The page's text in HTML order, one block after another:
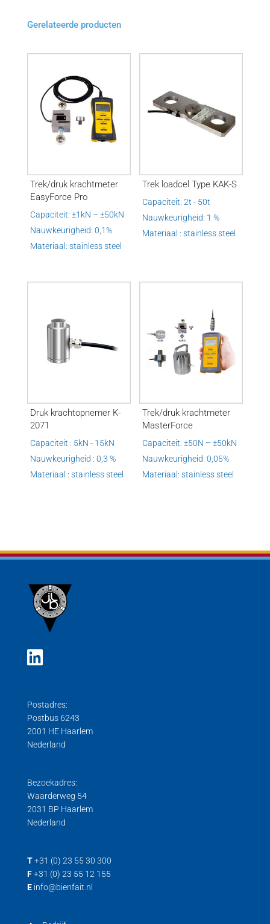
Gerelateerde producten
Trek/druk krachtmeter
EasyForce Pro
Capaciteit: ±1kN – ±50kN
Nauwkeurigheid: 0,1%
Materiaal: stainless steel
Trek loadcel Type KAK-S
Capaciteit: 2t - 50t
Nauwkeurigheid: 1 %
Materiaal : stainless steel
Druk krachtopnemer K-
2071
Capaciteit : 5kN - 15kN
Nauwkeurigheid : 0,3 %
Materiaal : stainless steel
Trek/druk krachtmeter
MasterForce
Capaciteit: ±50N – ±50kN
Nauwkeurigheid: 0,05%
Materiaal: stainless steel
Postadres:
Postbus 6243
2001 HE Haarlem
Nederland
Bezoekadres:
Waarderweg 54
2031 BP Haarlem
Nederland
T +31 (0) 23 55 30 300
F +31 (0) 23 55 12 155
E info@bienfait.nl